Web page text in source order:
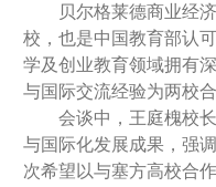
贝尔格莱德商业经
校，也是中国教育部认
学及创业教育领域拥有
与国际交流经验为两校
会谈中，王庭槐校
与国际化发展成果，强
次希望以与塞方高校合